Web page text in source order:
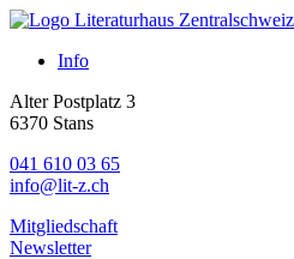
Info
Alter Postplatz 3
6370 Stans
041 610 03 65
info@lit-z.ch
Mitgliedschaft
Newsletter